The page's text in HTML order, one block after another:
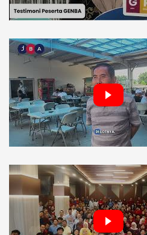
Kenapa Banyak Orang
Sebenarnya!
Eid Mubarak 1447 H!
Mohon Maaf Lahir Batin